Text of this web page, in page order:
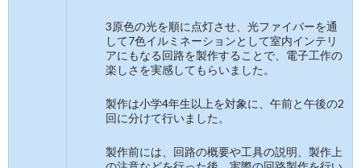
3原色の光を順に点灯させ、光ファイバーを通
して7色イルミネーションとして室内インテリ
アにもなる回路を製作することで、電子工作の
楽しさを実感してもらいました。
製作は小学4年生以上を対象に、午前と午後の2
回に分けて行いました。
製作前には、回路の概要や工具の説明、製作上